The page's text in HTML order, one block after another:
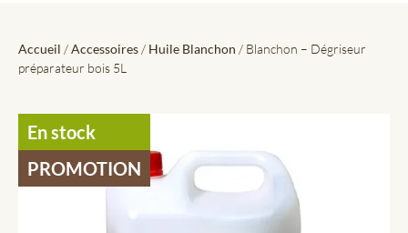
Accueil /Accessoires / Huile Blanchon / Blanchon – Dégriseur
préparateur bois 5L
En stock
PROMOTION